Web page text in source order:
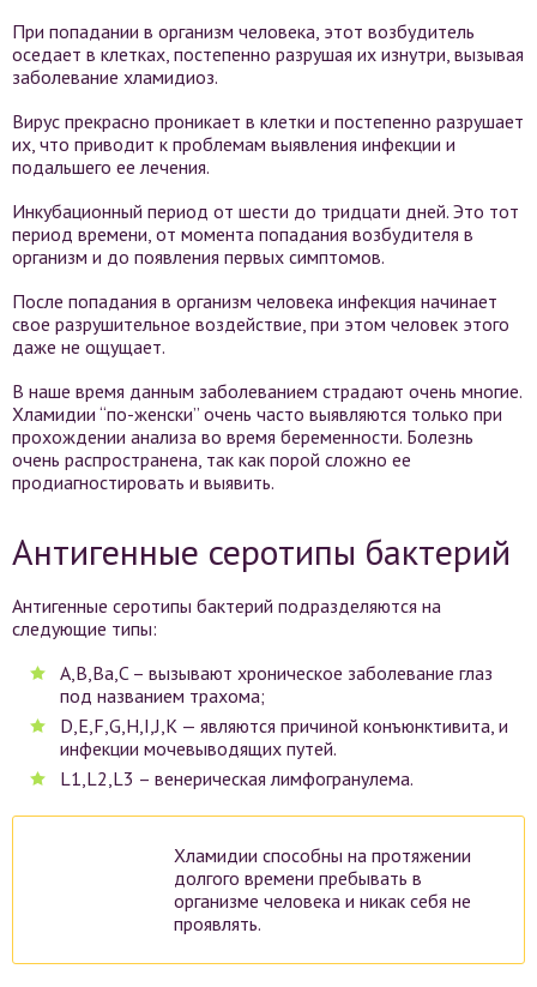
При попадании в организм человека, этот возбудитель
оседает в клетках, постепенно разрушая их изнутри, вызывая
заболевание хламидиоз.
Вирус прекрасно проникает в клетки и постепенно разрушает
их, что приводит к проблемам выявления инфекции и
подальшего ее лечения.
Инкубационный период от шести до тридцати дней. Это тот
период времени, от момента попадания возбудителя в
организм и до появления первых симптомов.
После попадания в организм человека инфекция начинает
свое разрушительное воздействие, при этом человек этого
даже не ощущает.
В наше время данным заболеванием страдают очень многие.
Хламидии “по-женски” очень часто выявляются только при
прохождении анализа во время беременности. Болезнь
очень распространена, так как порой сложно ее
продиагностировать и выявить.
Антигенные серотипы бактерий
Антигенные серотипы бактерий подразделяются на
следующие типы:
A,B,Ba,C – вызывают хроническое заболевание глаз
под названием трахома;
D,E,F,G,H,I,J,K — являются причиной конъюнктивита, и
инфекции мочевыводящих путей.
L1,L2,L3 – венерическая лимфогранулема.
Хламидии способны на протяжении
долгого времени пребывать в
организме человека и никак себя не
проявлять.